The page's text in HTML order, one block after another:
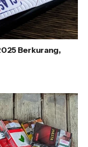
Berkurang,